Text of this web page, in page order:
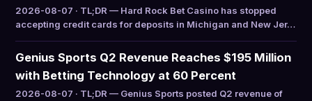
2026-08-07 · TL;DR — Hard Rock Bet Casino has stopped
accepting credit cards for deposits in Michigan and New Jer…
Genius Sports Q2 Revenue Reaches $195 Million
with Betting Technology at 60 Percent
2026-08-07 · TL;DR — Genius Sports posted Q2 revenue of